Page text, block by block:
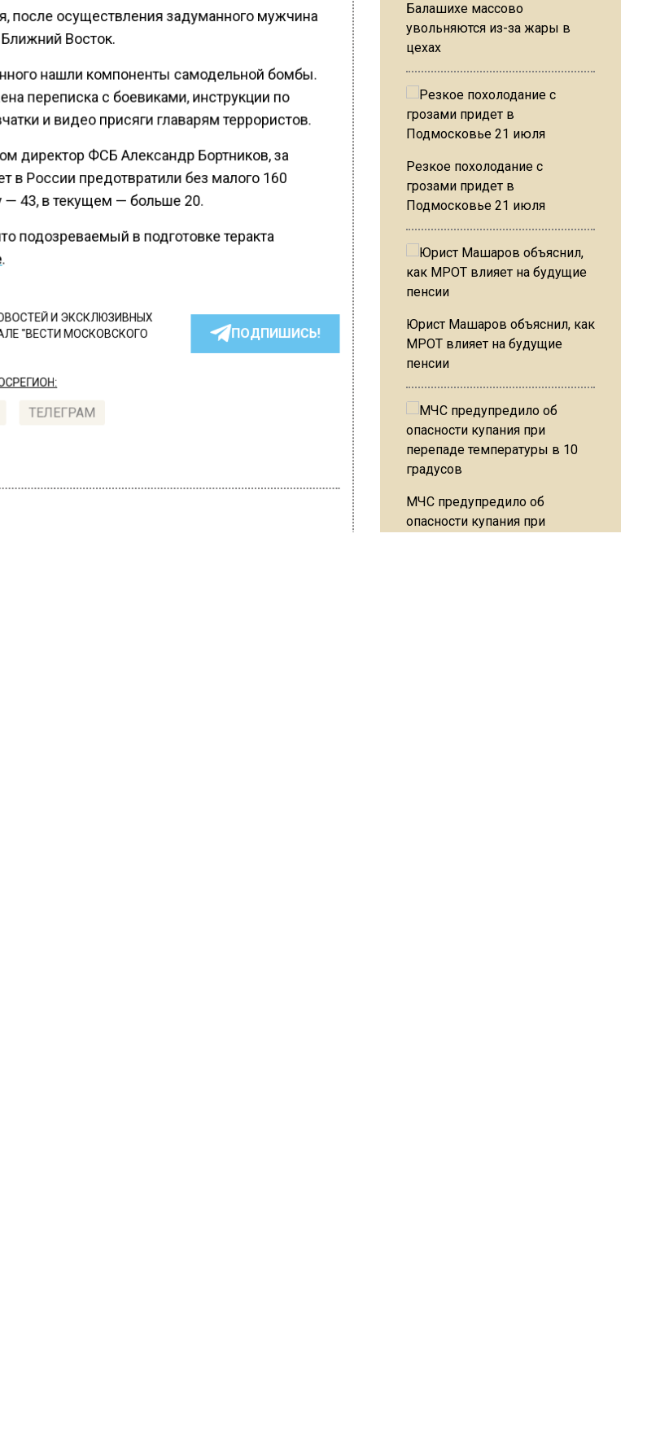
после осуществления задуманного мужчина
Восток.
нашли компоненты самодельной бомбы.
переписка с боевиками, инструкции по
и видео присяги главарям террористов.
директор ФСБ Александр Бортников, за
в России предотвратили без малого 160
— 43, в текущем — больше 20.
подозреваемый в подготовке теракта
.
И ЭКСКЛЮЗИВНЫХ
"ВЕСТИ МОСКОВСКОГО
ПОДПИШИСЬ!
ТЕЛЕГРАМ
Балашихе массово
увольняются из-за жары в
цехах
Резкое похолодание с
грозами придет в
Подмосковье 21 июля
Юрист Машаров объяснил, как
МРОТ влияет на будущие
пенсии
МЧС предупредило об
опасности купания при